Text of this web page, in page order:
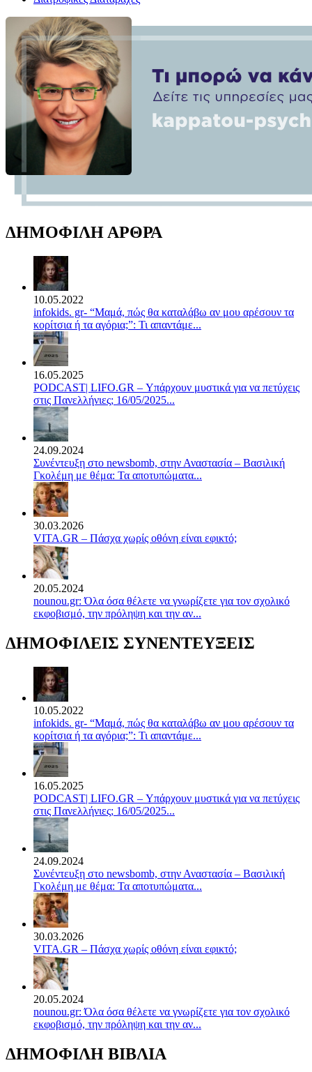
ΔΗΜΟΦΙΛΗ ΑΡΘΡΑ
10.05.2022
infokids. gr- “Μαμά, πώς θα καταλάβω αν μου αρέσουν τα
κορίτσια ή τα αγόρια;”: Τι απαντάμε...
16.05.2025
PODCAST| LIFO.GR – Υπάρχουν μυστικά για να πετύχεις
στις Πανελλήνιες; 16/05/2025...
24.09.2024
Συνέντευξη στο newsbomb, στην Αναστασία – Βασιλική
Γκολέμη με θέμα: Τα αποτυπώματα...
30.03.2026
VITA.GR – Πάσχα χωρίς οθόνη είναι εφικτό;
20.05.2024
nounou.gr: Όλα όσα θέλετε να γνωρίζετε για τον σχολικό
εκφοβισμό, την πρόληψη και την αν...
ΔΗΜΟΦΙΛΕΙΣ ΣΥΝΕΝΤΕΥΞΕΙΣ
10.05.2022
infokids. gr- “Μαμά, πώς θα καταλάβω αν μου αρέσουν τα
κορίτσια ή τα αγόρια;”: Τι απαντάμε...
16.05.2025
PODCAST| LIFO.GR – Υπάρχουν μυστικά για να πετύχεις
στις Πανελλήνιες; 16/05/2025...
24.09.2024
Συνέντευξη στο newsbomb, στην Αναστασία – Βασιλική
Γκολέμη με θέμα: Τα αποτυπώματα...
30.03.2026
VITA.GR – Πάσχα χωρίς οθόνη είναι εφικτό;
20.05.2024
nounou.gr: Όλα όσα θέλετε να γνωρίζετε για τον σχολικό
εκφοβισμό, την πρόληψη και την αν...
ΔΗΜΟΦΙΛΗ ΒΙΒΛΙΑ